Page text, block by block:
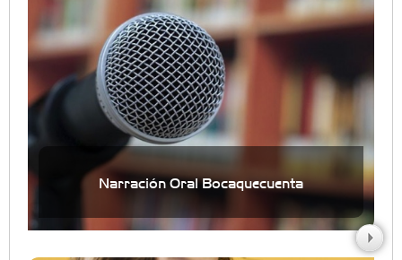
Narración Oral Bocaquecuenta